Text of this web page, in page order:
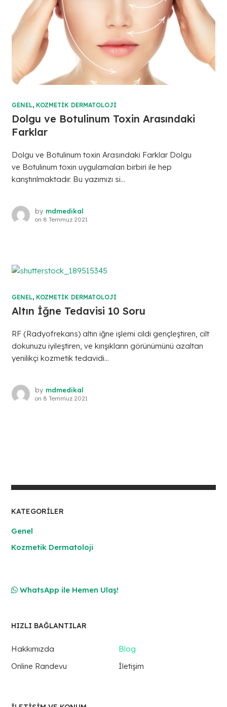
GENEL, KOZMETIK DERMATOLOJI
Dolgu ve Botulinum Toxin Arasındaki
Farklar
Dolgu ve Botulinum toxin Arasındaki Farklar Dolgu
ve Botulinum toxin uygulamaları birbiri ile hep
karıştırılmaktadır. Bu yazımızı si...
by mdmedikal
on 8 Temmuz 2021
GENEL, KOZMETIK DERMATOLOJI
Altın İğne Tedavisi 10 Soru
RF (Radyofrekans) altın iğne işlemi cildi gençleştiren, cilt
dokunuzu iyileştiren, ve kırışıkların görünümünü azaltan
yenilikçi kozmetik tedavidi...
by mdmedikal
on 8 Temmuz 2021
KATEGORILER
Genel
Kozmetik Dermatoloji
WhatsApp ile Hemen Ulaş!
HIZLI BAĞLANTILAR
Hakkımızda
Blog
Online Randevu
İletişim